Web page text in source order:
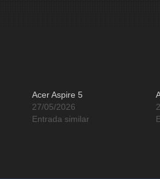
Acer Aspire 5
27/05/2026
Entrada similar